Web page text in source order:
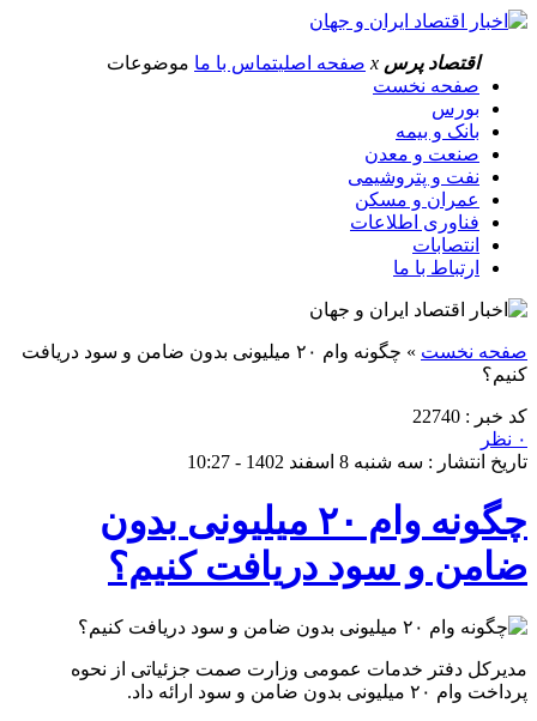
اقتصاد پرس x صفحه اصلیتماس با ما موضوعات
صفحه نخست
بورس
بانک و بیمه
صنعت و معدن
نفت و پتروشیمی
عمران و مسکن
فناوری اطلاعات
انتصابات
ارتباط با ما
صفحه نخست »
چگونه وام ۲۰ میلیونی بدون ضامن و سود دریافت
کنیم؟
کد خبر : 22740
۰ نظر
تاریخ انتشار : سه شنبه 8 اسفند 1402 - 10:27
چگونه وام ۲۰ میلیونی بدون
ضامن و سود دریافت کنیم؟
مدیرکل دفتر خدمات عمومی وزارت صمت جزئیاتی از نحوه
پرداخت وام ۲۰ میلیونی بدون ضامن و سود ارائه داد.